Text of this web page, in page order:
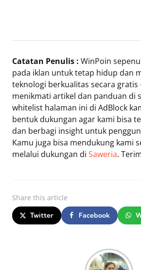
Catatan Penulis : WinPoin
pada iklan untuk tetap hidup dan
teknologi berkualitas secara
menikmati artikel dan panduan di
whitelist halaman ini di AdBlock
bentuk dukungan agar kami bisa
dan berbagi insight untuk
Kamu juga bisa mendukung kami
melalui dukungan di Saweria.
Share this article
Twitter Facebook